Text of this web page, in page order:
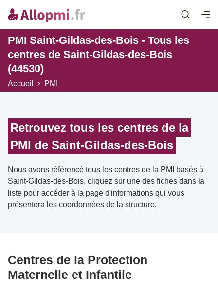
PMI Saint-Gildas-des-Bois - Tous les
centres de Saint-Gildas-des-Bois
(44530)
Accueil PMI
Retrouvez tous les centres de la
PMI de Saint-Gildas-des-Bois
Nous avons référencé tous les centres de la PMI basés à
Saint-Gildas-des-Bois, cliquez sur une des fiches dans la
liste pour accéder à la page d'informations qui vous
présentera les coordonnées de la structure.
Centres de la Protection
Maternelle et Infantile